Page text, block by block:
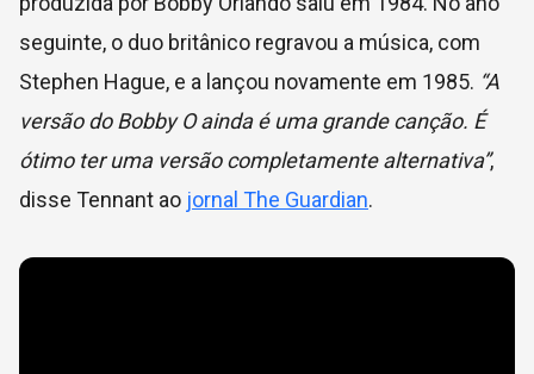
seguinte, o duo britânico regravou a música, com
Stephen Hague, e a lançou novamente em 1985. “A
versão do Bobby O ainda é uma grande canção. É
ótimo ter uma versão completamente alternativa”,
disse Tennant ao jornal The Guardian.